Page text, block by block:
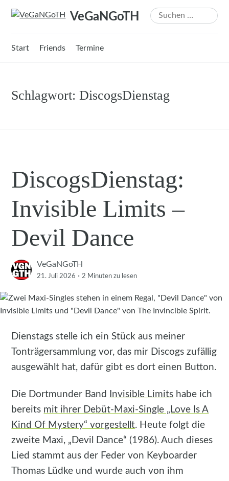
Inhalt
VeGaNGoTH
Suchen
nach:
Start Friends Termine
Schlagwort:DiscogsDienstag
DiscogsDienstag:
Invisible Limits –
Devil Dance
VeGaNGoTH
21. Juli 2026 · 2 Minuten zu lesen
Dienstags stelle ich ein Stück aus meiner
Tonträgersammlung vor, das mir Discogs zufällig
ausgewählt hat, dafür gibt es dort einen Button.
Die Dortmunder Band Invisible Limits habe ich
bereits mit ihrer Debüt-Maxi-Single „Love Is A
Kind Of Mystery“ vorgestellt. Heute folgt die
zweite Maxi, „Devil Dance“ (1986). Auch dieses
Lied stammt aus der Feder von Keyboarder
Thomas Lüdke und wurde auch von ihm